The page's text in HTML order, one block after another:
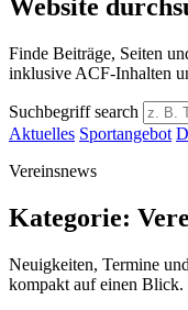
Website
Finde Beiträge, Seiten
inklusive ACF-Inhalten
Suchbegriff search
Aktuelles Sportangebot
Vereinsnews
Kategorie:
Neuigkeiten, Termine
kompakt auf einen Blick.